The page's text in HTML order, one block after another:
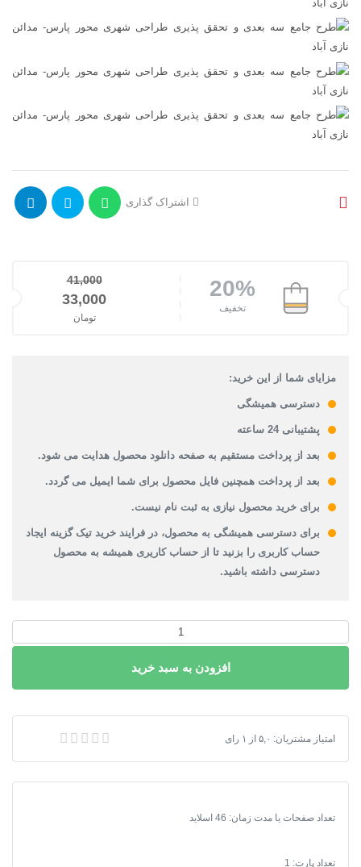
اشتراک گذاری
20%
تخفیف
41,000
قیمت اصلی: 41,000تومان بود.
33,000
تومان
مزایای شما از این خرید:
دسترسی همیشگی
پشتیبانی 24 ساعته
بعد از پرداخت مستقیم به صفحه دانلود محصول هدایت می شود.
بعد از پرداخت همچنین فایل محصول برای شما ایمیل می گردد.
برای خرید محصول نیازی به ثبت نام نیست.
برای دسترسی همیشگی به محصول، در فرایند خرید تیک گزینه ایجاد
حساب کاربری را بزنید تا از حساب کاریری همیشه به محصول
دسترسی داشته باشید.
طرح
سه
تحقق
پذیری
طراحی
محور
مدائن
افزودن به سبد خرید
پاورپوینت طرح جامع سه بعدی و تحقق پذیری طراحی شهری محور پارس- مدائن نازی
امتیاز مشتریان: ۵,۰ از ۱ رای
تعداد صفحات یا مدت زمان: 46 اسلاید
تعداد پارت: 1